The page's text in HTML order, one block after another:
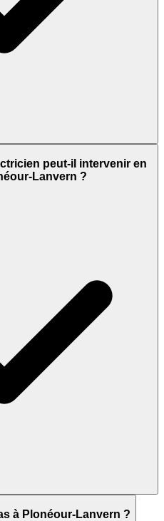
peut-il intervenir en
Lanvern ?
à Plonéour-Lanvern ?